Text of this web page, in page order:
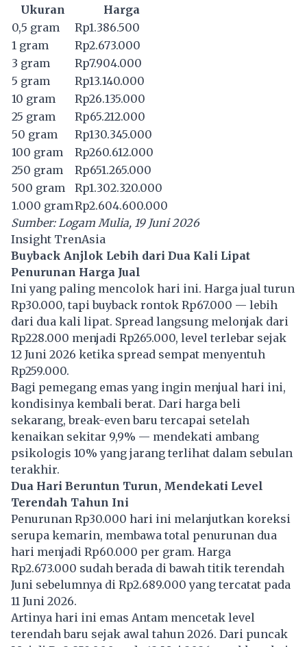
Ukuran
Harga
0,5 gram
Rp1.386.500
1 gram
Rp2.673.000
3 gram
Rp7.904.000
5 gram
Rp13.140.000
10 gram
Rp26.135.000
25 gram
Rp65.212.000
50 gram
Rp130.345.000
100 gram
Rp260.612.000
250 gram
Rp651.265.000
500 gram
Rp1.302.320.000
1.000 gramRp2.604.600.000
Sumber: Logam Mulia, 19 Juni 2026
Insight TrenAsia
Buyback Anjlok Lebih dari Dua Kali Lipat
Penurunan Harga Jual
Ini yang paling mencolok hari ini. Harga jual turun
Rp30.000, tapi buyback rontok Rp67.000 — lebih
dari dua kali lipat. Spread langsung melonjak dari
Rp228.000 menjadi Rp265.000, level terlebar sejak
12 Juni 2026 ketika spread sempat menyentuh
Rp259.000.
Bagi pemegang emas yang ingin menjual hari ini,
kondisinya kembali berat. Dari harga beli
sekarang, break-even baru tercapai setelah
kenaikan sekitar 9,9% — mendekati ambang
psikologis 10% yang jarang terlihat dalam sebulan
terakhir.
Dua Hari Beruntun Turun, Mendekati Level
Terendah Tahun Ini
Penurunan Rp30.000 hari ini melanjutkan koreksi
serupa kemarin, membawa total penurunan dua
hari menjadi Rp60.000 per gram. Harga
Rp2.673.000 sudah berada di bawah titik terendah
Juni sebelumnya di Rp2.689.000 yang tercatat pada
11 Juni 2026.
Artinya hari ini emas Antam mencetak level
terendah baru sejak awal tahun 2026. Dari puncak